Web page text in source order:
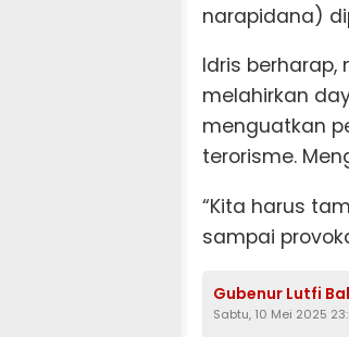
narapidana)
Idris berharap,
melahirkan
menguatkan
terorisme.
“Kita harus
sampai
Gubenur Lutfi
Sabtu, 10 Mei 2025